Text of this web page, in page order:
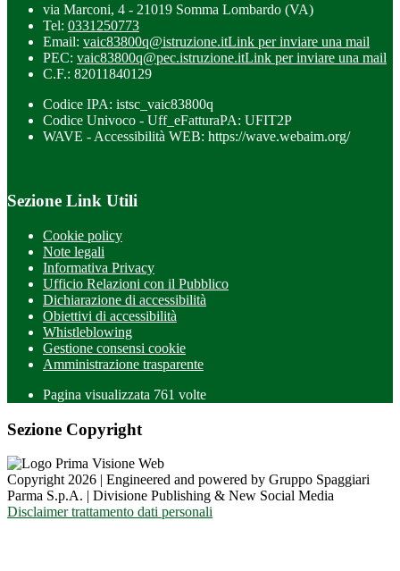
via Marconi, 4 - 21019 Somma Lombardo (VA)
Tel: 0331250773
Email: vaic83800q@istruzione.itLink per inviare una mail
PEC: vaic83800q@pec.istruzione.itLink per inviare una mail
C.F.: 82011840129
Codice IPA: istsc_vaic83800q
Codice Univoco - Uff_eFatturaPA: UFIT2P
WAVE - Accessibilità WEB: https://wave.webaim.org/
Sezione Link Utili
Cookie policy
Note legali
Informativa Privacy
Ufficio Relazioni con il Pubblico
Dichiarazione di accessibilità
Obiettivi di accessibilità
Whistleblowing
Gestione consensi cookie
Amministrazione trasparente
Pagina visualizzata 761 volte
Sezione Copyright
Copyright 2026 | Engineered and powered by Gruppo Spaggiari
Parma S.p.A. | Divisione Publishing & New Social Media
Disclaimer trattamento dati personali